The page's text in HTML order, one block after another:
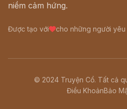
niềm cảm hứng.
Được tạo với cho những người yêu
© 2024 Truyện Cổ. Tất cả
Điều KhoảnBảo